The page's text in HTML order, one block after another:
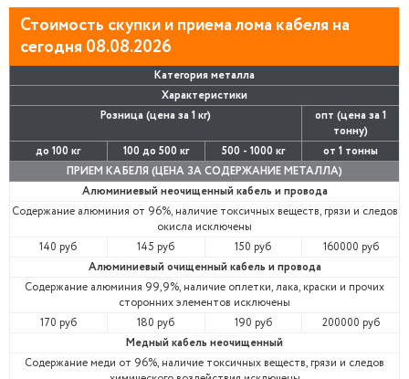
Стоимость скупки и приема лома кабеля на
сегодня 08.08.2026
Категория металла
Характеристики
Розница (цена за 1 кг)
опт (цена за 1
тонну)
до 100 кг
100 до 500 кг 500 - 1000 кг
от 1 тонны
ПРИЕМ КАБЕЛЯ (ЦЕНА ЗА СОДЕРЖАНИЕ МЕТАЛЛА)
Алюминиевый неочищенный кабель и провода
Содержание алюминия от 96%, наличие токсичных веществ, грязи и следов
окисла исключены
140 руб
145 руб 150 руб
160000 руб
Алюминиевый очищенный кабель и провода
Содержание алюминия 99,9%, наличие оплетки, лака, краски и прочих
сторонних элементов исключены
170 руб
180 руб 190 руб
200000 руб
Медный кабель неочищенный
Содержание меди от 96%, наличие токсичных веществ, грязи и следов